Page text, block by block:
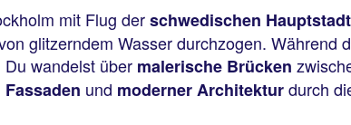
mit Flug derschwedischen Hauptstadt
glitzerndem Wasser durchzogen. Während
wandelst über malerische Brücken
und moderner Architekturdurch